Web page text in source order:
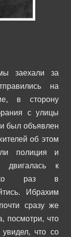
заехали за
на
в сторону
с улицы
был объявлен
об этом
полиция и
двигалась к
раз в
Ибрахим
сразу же
посмотри, что
что со